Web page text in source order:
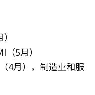
5月）
4月），制造业和服